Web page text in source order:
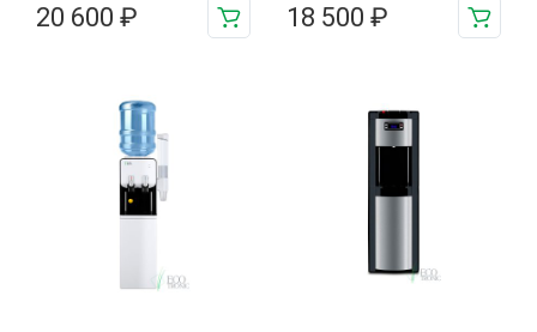
20 600 ₽ 18 500 ₽